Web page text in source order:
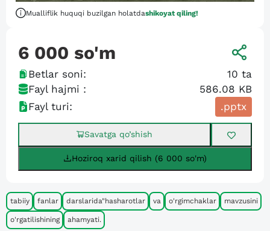
Mualliflik huquqi buzilgan holatdashikoyat qiling!
6 000 so'm
Betlar soni: 10 ta
Fayl hajmi :
586.08 KB
Fayl turi:
.pptx
Savatga qo’shish
Hoziroq xarid qilish (6 000 so'm)
tabiiy fanlar darslarida"hasharotlar va o'rgimchaklar mavzusini
o'rgatilishining ahamyati.